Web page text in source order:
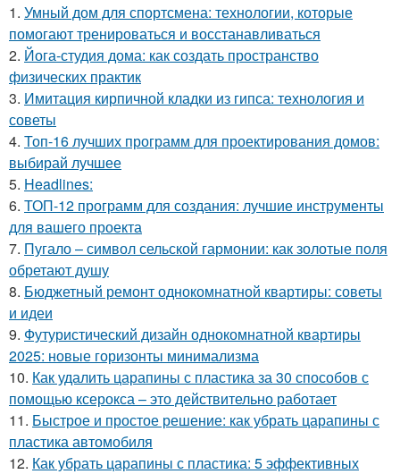
1. Умный дом для спортсмена: технологии, которые
помогают тренироваться и восстанавливаться
2. Йога-студия дома: как создать пространство
физических практик
3. Имитация кирпичной кладки из гипса: технология и
советы
4. Топ-16 лучших программ для проектирования домов:
выбирай лучшее
5. Headlines:
6. ТОП-12 программ для создания: лучшие инструменты
для вашего проекта
7. Пугало – символ сельской гармонии: как золотые поля
обретают душу
8. Бюджетный ремонт однокомнатной квартиры: советы
и идеи
9. Футуристический дизайн однокомнатной квартиры
2025: новые горизонты минимализма
10. Как удалить царапины с пластика за 30 способов с
помощью ксерокса – это действительно работает
11. Быстрое и простое решение: как убрать царапины с
пластика автомобиля
12. Как убрать царапины с пластика: 5 эффективных